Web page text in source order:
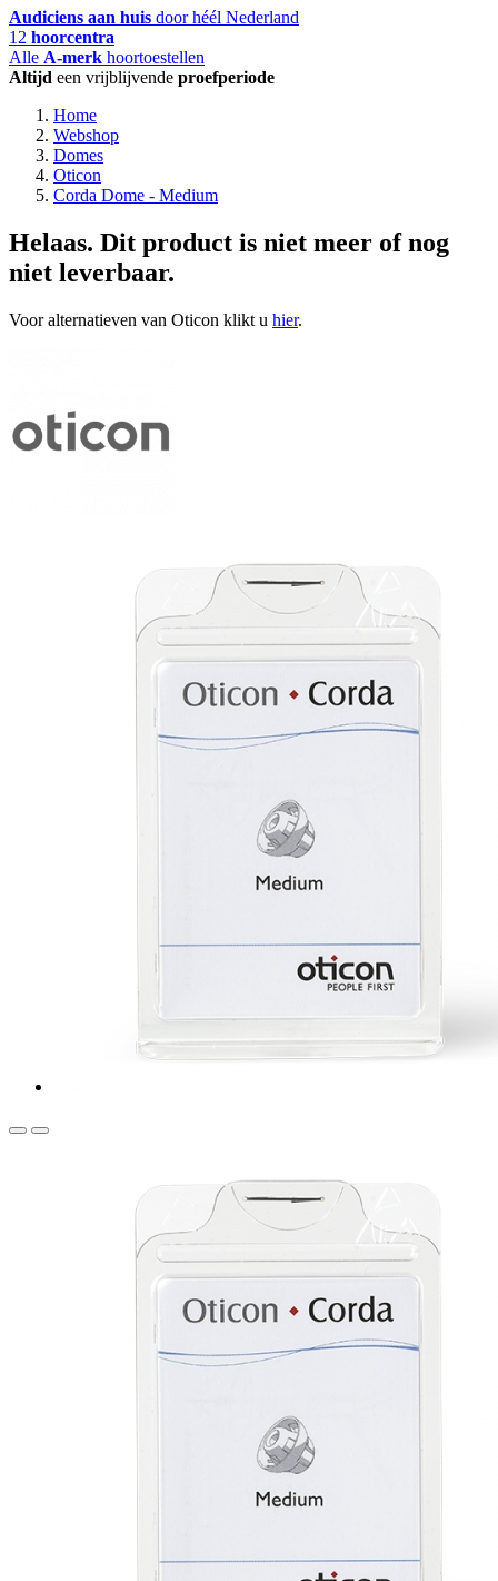
Audiciens aan huis door héél Nederland
12 hoorcentra
Alle A-merk hoortoestellen
Altijd een vrijblijvende proefperiode
Home
Webshop
Domes
Oticon
Corda Dome - Medium
Helaas. Dit product is niet meer of nog
niet leverbaar.
Voor alternatieven van Oticon klikt u hier.